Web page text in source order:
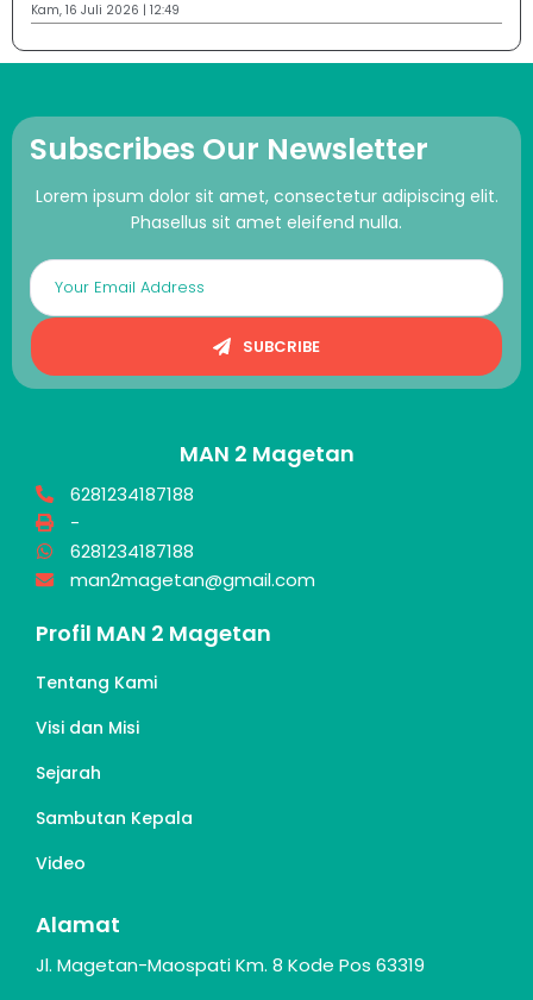
Kam, 16 Juli 2026 | 12:49
Subscribes Our Newsletter
Lorem ipsum dolor sit amet, consectetur adipiscing elit.
Phasellus sit amet eleifend nulla.
SUBCRIBE
MAN 2 Magetan
6281234187188
-
6281234187188
man2magetan@gmail.com
Profil MAN 2 Magetan
Tentang Kami
Visi dan Misi
Sejarah
Sambutan Kepala
Video
Alamat
Jl. Magetan-Maospati Km. 8 Kode Pos 63319